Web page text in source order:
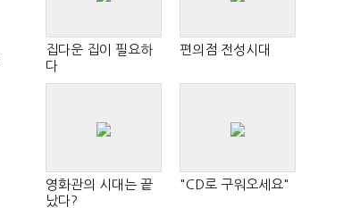
집다운 집이 필요하
다
편의점 전성시대
영화관의 시대는 끝
났다?
"CD로 구워오세요"